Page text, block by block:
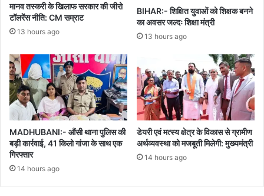
मानव तस्करी के खिलाफ सरकार की जीरो
टॉलरेंस नीति: CM सम्राट
13 hours ago
BIHAR:- शिक्षित युवाओं को शिक्षक बनने
का अवसर जल्दः शिक्षा मंत्री
13 hours ago
MADHUBANI:- औंसी थाना पुलिस की
बड़ी कार्रवाई, 41 किलो गांजा के साथ एक
गिरफ्तार
14 hours ago
डेयरी एवं मत्स्य क्षेत्र के विकास से ग्रामीण
अर्थव्यवस्था को मजबूती मिलेगी: मुख्यमंत्री
14 hours ago